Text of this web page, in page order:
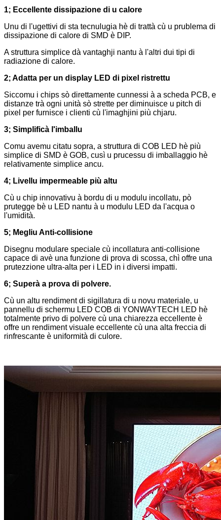
1; Eccellente dissipazione di u calore
Unu di l'ugettivi di sta tecnulugia hè di trattà cù u prublema di
dissipazione di calore di SMD è DIP.
A struttura simplice dà vantaghji nantu à l'altri dui tipi di
radiazione di calore.
2; Adatta per un display LED di pixel ristrettu
Siccomu i chips sò direttamente cunnessi à a scheda PCB, e
distanze trà ogni unità sò strette per diminuisce u pitch di
pixel per furnisce i clienti cù l'imaghjini più chjaru.
3; Simplificà l'imballu
Comu avemu citatu sopra, a struttura di COB LED hè più
simplice di SMD è GOB, cusì u prucessu di imballaggio hè
relativamente simplice ancu.
4; Livellu impermeable più altu
Cù u chip innovativu à bordu di u modulu incollatu, pò
prutegge bè u LED nantu à u modulu LED da l'acqua o
l'umidità.
5; Megliu Anti-collisione
Disegnu modulare speciale cù incollatura anti-collisione
capace di avè una funzione di prova di scossa, chì offre una
prutezzione ultra-alta per i LED in i diversi impatti.
6; Superà a prova di polvere.
Cù un altu rendiment di sigillatura di u novu materiale, u
pannellu di schermu LED COB di YONWAYTECH LED hè
totalmente privo di polvere cù una chiarezza eccellente è
offre un rendiment visuale eccellente cù una alta freccia di
rinfrescante è uniformità di culore.